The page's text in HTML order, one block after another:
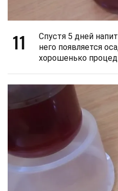
11
Спустя 5 дней
него появляется
хорошенько